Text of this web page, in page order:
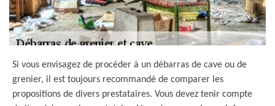
Si vous envisagez de procéder à un débarras de cave ou de
grenier, il est toujours recommandé de comparer les
propositions de divers prestataires. Vous devez tenir compte